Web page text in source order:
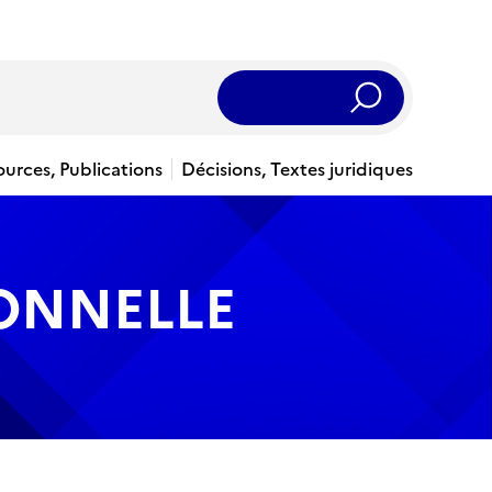
Rechercher
Publications
Décisions, Textes juridiques